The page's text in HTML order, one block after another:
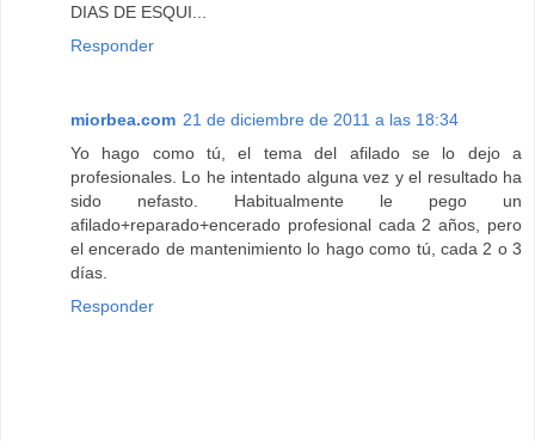
DIAS DE ESQUI...
Responder
miorbea.com 21 de diciembre de 2011 a las 18:34
Yo hago como tú, el tema del afilado se lo dejo a
profesionales. Lo he intentado alguna vez y el resultado ha
sido nefasto. Habitualmente le pego un
afilado+reparado+encerado profesional cada 2 años, pero
el encerado de mantenimiento lo hago como tú, cada 2 o 3
días.
Responder